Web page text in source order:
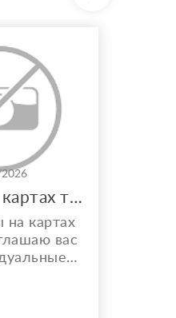
Гадание на картах таро
на картах
вас